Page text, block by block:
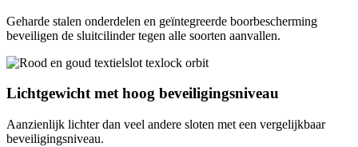
Geharde stalen onderdelen en geïntegreerde boorbescherming
beveiligen de sluitcilinder tegen alle soorten aanvallen.
Lichtgewicht met hoog beveiligingsniveau
Aanzienlijk lichter dan veel andere sloten met een vergelijkbaar
beveiligingsniveau.